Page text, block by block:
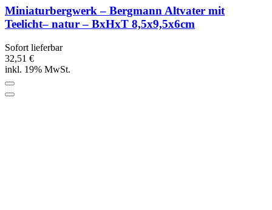
Teelicht– natur – BxHxT 8,5x9,5x6cm
Sofort lieferbar
32,51 €
inkl. 19% MwSt.